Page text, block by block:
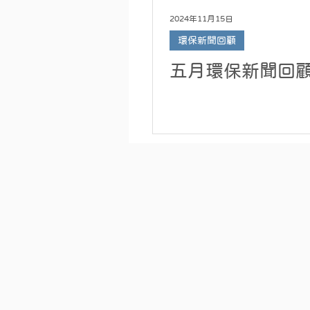
2024年11月15日
環保新聞回顧
五月環保新聞回